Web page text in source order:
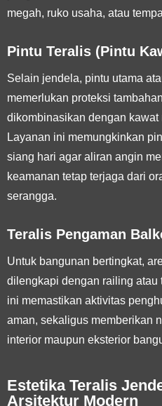
megah, ruko usaha, atau
Pintu Teralis (Pintu
Selain jendela, pintu utama
memerlukan proteksi
dikombinasikan dengan
Layanan ini memungkinkan
siang hari agar aliran angin
keamanan tetap terjaga dari
serangga.
Teralis Pengaman
Untuk bangunan bertingkat,
dilengkapi dengan railing atau
ini memastikan aktivitas
aman, sekaligus memberikan
interior maupun eksterior
Estetika Teralis
Arsitektur Modern